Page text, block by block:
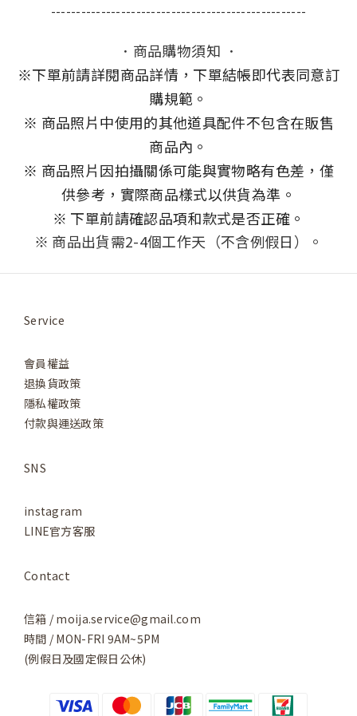
---------------------------------------------------
．商品購物須知 ．
※下單前請詳閱商品詳情，下單結帳即代表同意訂
購規範。
※ 商品照片中使用的其他道具配件不包含在販售
商品內。
※ 商品照片因拍攝關係可能與實物略有色差，僅
供參考，實際商品樣式以供貨為準。
※ 下單前請確認品項和款式是否正確。
※ 商品出貨需2-4個工作天（不含例假日）。
Service
會員權益
退換貨政策
隱私權政策
付款與運送政策
SNS
instagram
LINE官方客服
Contact
信箱 / moija.service@gmail.com
時間 / MON-FRI 9AM~5PM
(例假日及國定假日公休)